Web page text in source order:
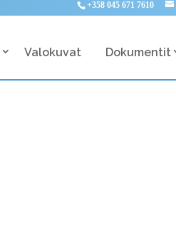
+358 045 671 7610
Valokuvat Dokumentit